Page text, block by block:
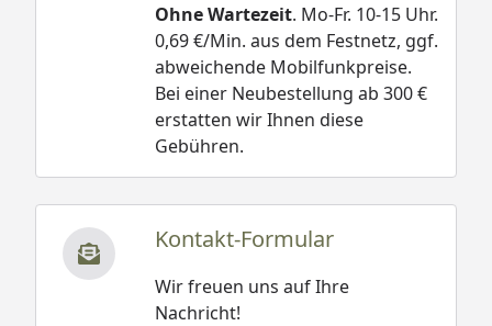
Ohne Wartezeit. Mo-Fr. 10-15 Uhr.
0,69 €/Min. aus dem Festnetz, ggf.
abweichende Mobilfunkpreise.
Bei einer Neubestellung ab 300 €
erstatten wir Ihnen diese
Gebühren.
Kontakt-Formular
Wir freuen uns auf Ihre
Nachricht!